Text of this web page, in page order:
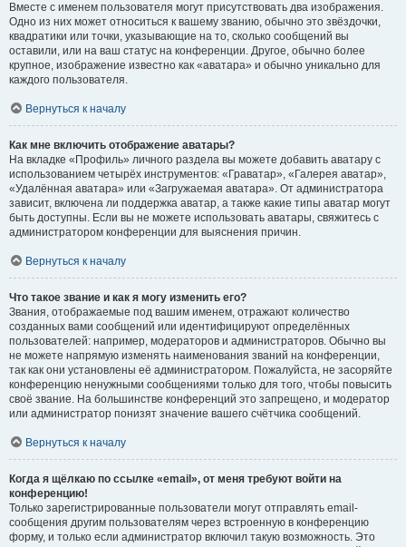
Вместе с именем пользователя могут присутствовать два изображения.
Одно из них может относиться к вашему званию, обычно это звёздочки,
квадратики или точки, указывающие на то, сколько сообщений вы
оставили, или на ваш статус на конференции. Другое, обычно более
крупное, изображение известно как «аватара» и обычно уникально для
каждого пользователя.
Вернуться к началу
Как мне включить отображение аватары?
На вкладке «Профиль» личного раздела вы можете добавить аватару с
использованием четырёх инструментов: «Граватар», «Галерея аватар»,
«Удалённая аватара» или «Загружаемая аватара». От администратора
зависит, включена ли поддержка аватар, а также какие типы аватар могут
быть доступны. Если вы не можете использовать аватары, свяжитесь с
администратором конференции для выяснения причин.
Вернуться к началу
Что такое звание и как я могу изменить его?
Звания, отображаемые под вашим именем, отражают количество
созданных вами сообщений или идентифицируют определённых
пользователей: например, модераторов и администраторов. Обычно вы
не можете напрямую изменять наименования званий на конференции,
так как они установлены её администратором. Пожалуйста, не засоряйте
конференцию ненужными сообщениями только для того, чтобы повысить
своё звание. На большинстве конференций это запрещено, и модератор
или администратор понизят значение вашего счётчика сообщений.
Вернуться к началу
Когда я щёлкаю по ссылке «email», от меня требуют войти на
конференцию!
Только зарегистрированные пользователи могут отправлять email-
сообщения другим пользователям через встроенную в конференцию
форму, и только если администратор включил такую возможность. Это